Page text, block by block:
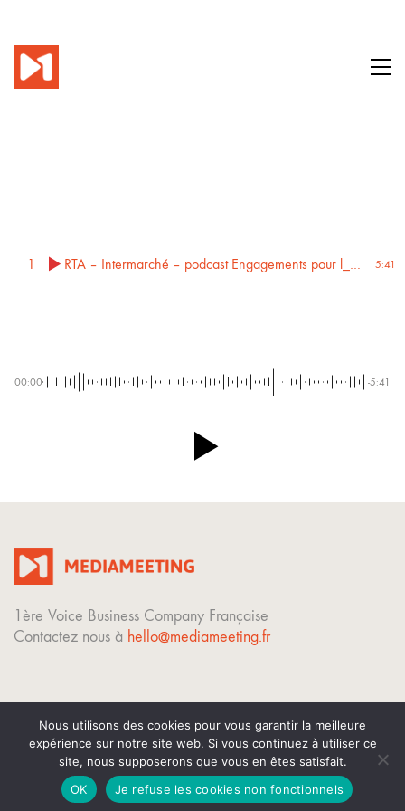
1 RTA – Intermarché – podcast Engagements pour l_accessibilité 5:41
00:00 -5:41
1ère Voice Business Company Française
Contactez nous à hello@mediameeting.fr
© Copyright 2023. Tous droits réservés.
Mentions légales
Nous utilisons des cookies pour vous garantir la meilleure
expérience sur notre site web. Si vous continuez à utiliser ce
site, nous supposerons que vous en êtes satisfait.
OK
Je refuse les cookies non fonctionnels